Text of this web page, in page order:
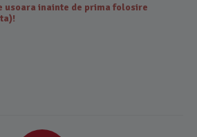
usoara inainte de prima folosire